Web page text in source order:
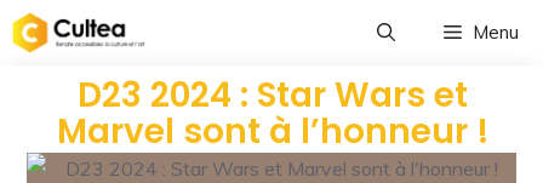
Menu
D23 2024 : Star Wars et
Marvel sont à l’honneur !